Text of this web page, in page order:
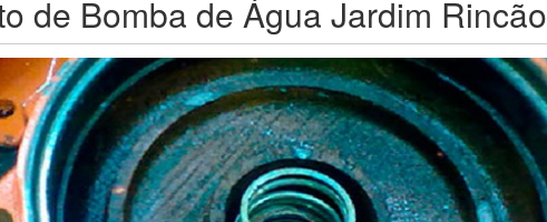
de Bomba de Água Jardim Rincão